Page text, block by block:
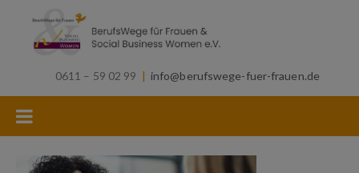
0611 – 59 02 99 | info@berufswege-fuer-frauen.de